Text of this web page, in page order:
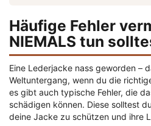
Häufige Fehler
NIEMALS tun
Eine Lederjacke nass geworden –
Weltuntergang, wenn du die
es gibt auch typische Fehler, die
schädigen können. Diese solltest
deine Jacke zu schützen und ihre